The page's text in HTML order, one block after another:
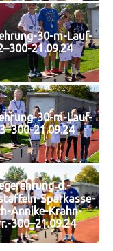
30-m-Lauf-
21.09.24
30-m-Lauf-
21.09.24
Sparkasse-
Annike-Krahn-
300–21.09.24